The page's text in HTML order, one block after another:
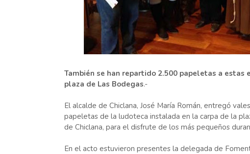
También se han repartido 2.500 papeletas a
plaza de Las Bodegas.-
El alcalde de Chiclana, José María Román, entregó
papeletas de la ludoteca instalada en la carpa de la
de Chiclana, para el disfrute de los más pequeños
En el acto estuvieron presentes la delegada de